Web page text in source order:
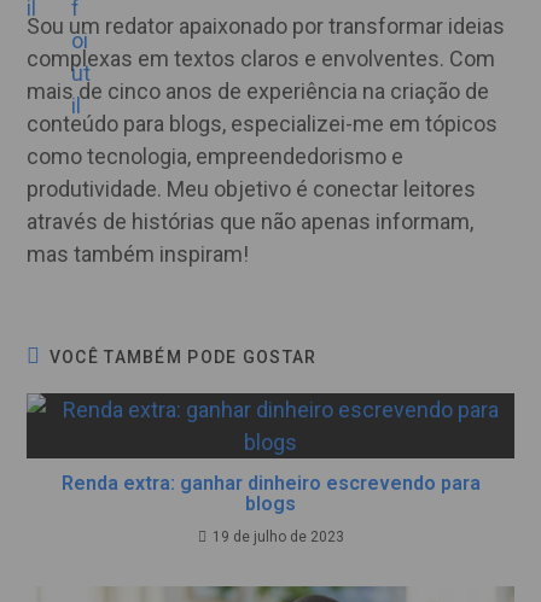
Sou um redator apaixonado por transformar ideias
complexas em textos claros e envolventes. Com
mais de cinco anos de experiência na criação de
conteúdo para blogs, especializei-me em tópicos
como tecnologia, empreendedorismo e
produtividade. Meu objetivo é conectar leitores
através de histórias que não apenas informam,
mas também inspiram!
VOCÊ TAMBÉM PODE GOSTAR
Renda extra: ganhar dinheiro escrevendo para
blogs
19 de julho de 2023